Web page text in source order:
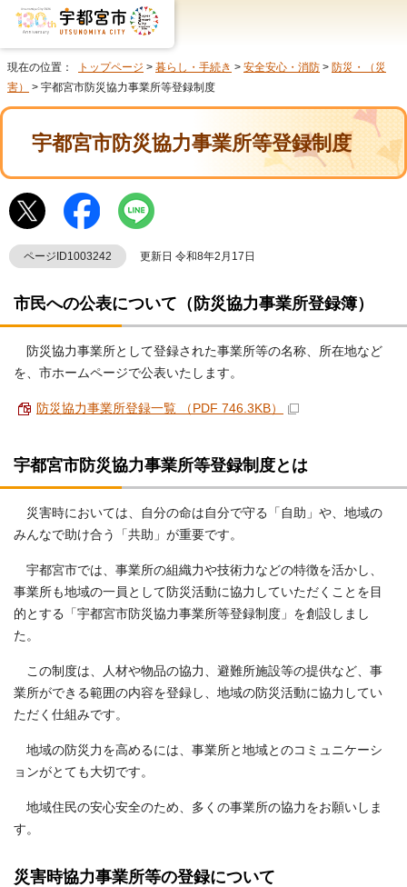
現在の位置： トップページ > 暮らし・手続き > 安全安心・消防 > 防災・（災
害）
> 宇都宮市防災協力事業所等登録制度
宇都宮市防災協力事業所等登録制度
ページID1003242 更新日 令和8年2月17日
市民への公表について（防災協力事業所登録簿）
防災協力事業所として登録された事業所等の名称、所在地など
を、市ホームページで公表いたします。
防災協力事業所登録一覧 （PDF 746.3KB）
宇都宮市防災協力事業所等登録制度とは
災害時においては、自分の命は自分で守る「自助」や、地域の
みんなで助け合う「共助」が重要です。
宇都宮市では、事業所の組織力や技術力などの特徴を活かし、
事業所も地域の一員として防災活動に協力していただくことを目
的とする「宇都宮市防災協力事業所等登録制度」を創設しまし
た。
この制度は、人材や物品の協力、避難所施設等の提供など、事
業所ができる範囲の内容を登録し、地域の防災活動に協力してい
ただく仕組みです。
地域の防災力を高めるには、事業所と地域とのコミュニケーシ
ョンがとても大切です。
地域住民の安心安全のため、多くの事業所の協力をお願いしま
す。
災害時協力事業所等の登録について